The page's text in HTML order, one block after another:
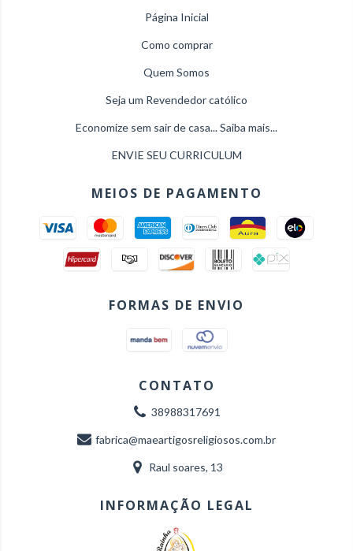
Página Inicial
Como comprar
Quem Somos
Seja um Revendedor católico
Economize sem sair de casa... Saiba mais...
ENVIE SEU CURRICULUM
MEIOS DE PAGAMENTO
FORMAS DE ENVIO
CONTATO
38988317691
fabrica@maeartigosreligiosos.com.br
Raul soares, 13
INFORMAÇÃO LEGAL